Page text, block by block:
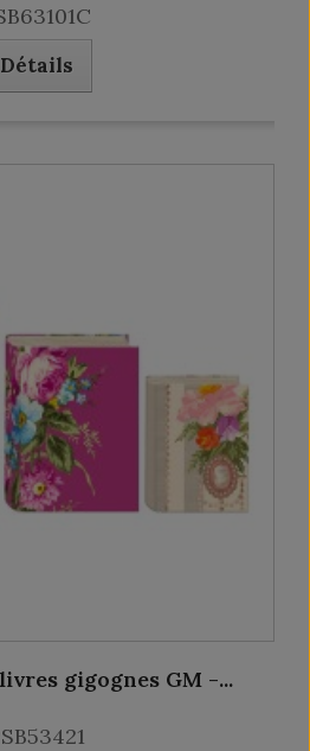
Détails
gigognes GM -...